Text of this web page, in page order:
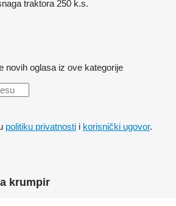
traktora 250 k.s.
novih oglasa iz ove kategorije
politiku privatnosti i korisnički ugovor.
krumpir